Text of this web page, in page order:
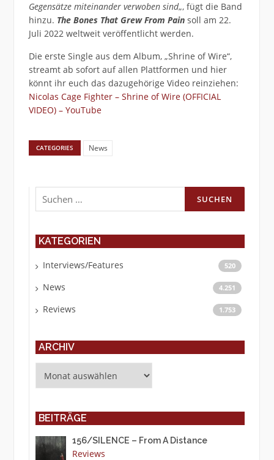
Gegensätze miteinander verwoben sind„, fügt die Band
hinzu. The Bones That Grew From Painsoll am 22.
Juli 2022 weltweit veröffentlicht werden.
Die erste Single aus dem Album, „Shrine of Wire“,
streamt ab sofort auf allen Plattformen und hier
könnt ihr euch das dazugehörige Video reinziehen:
Nicolas Cage Fighter – Shrine of Wire (OFFICIAL
VIDEO) – YouTube
CATEGORIES News
Suchen
nach:
KATEGORIEN
Interviews/Features 520
News 4.251
Reviews 1.753
ARCHIV
BEITRÄGE
156/SILENCE – From A Distance
Reviews